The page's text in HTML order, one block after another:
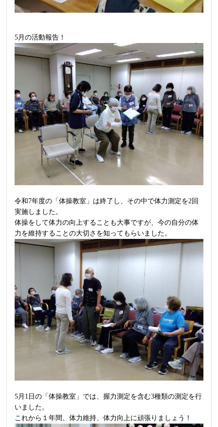
5月の活動報告！
令和7年度の「体操教室」は終了し、その中で体力測定を2回
実施しました。
体操をして体力の向上することも大事ですが、今の自分の体
力を維持することの大切さを知ってもらいました。
5月1日の「体操教室」では、握力測定を含む3種類の測定を行
いました。
これから１年間、体力維持、体力向上に頑張りましょう！